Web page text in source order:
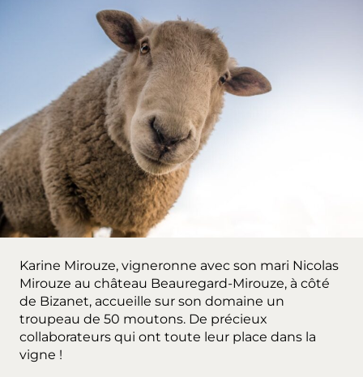
Karine Mirouze, vigneronne avec son mari Nicolas
Mirouze au château Beauregard-Mirouze, à côté
de Bizanet, accueille sur son domaine un
troupeau de 50 moutons. De précieux
collaborateurs qui ont toute leur place dans la
vigne !